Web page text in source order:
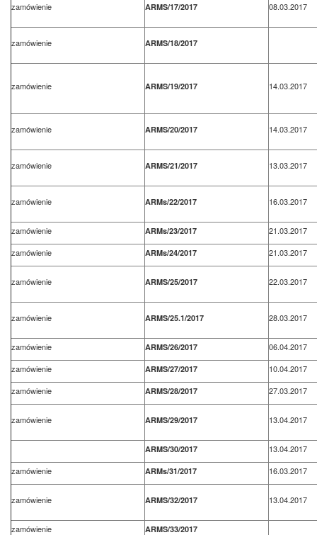
zamówienie ARMS/17/2017 08.03.2017
zamówienie ARMS/18/2017
zamówienie ARMS/19/2017 14.03.2017
zamówienie ARMS/20/2017 14.03.2017
zamówienie ARMS/21/2017 13.03.2017
zamówienie ARMs/22/2017 16.03.2017
zamówienie ARMs/23/2017
21.03.2017
zamówienie
ARMs/24/2017 21.03.2017
zamówienie ARMS/25/2017 22.03.2017
zamówienie ARMS/25.1/2017 28.03.2017
zamówienie ARMS/26/2017
06.04.2017
zamówienie
ARMS/27/2017
10.04.2017
zamówienie
ARMS/28/2017 27.03.2017
zamówienie ARMS/29/2017 13.04.2017
ARMS/30/2017
13.04.2017
zamówienie
ARMs/31/2017 16.03.2017
zamówienie ARMS/32/2017 13.04.2017
zamówienie ARMS/33/2017